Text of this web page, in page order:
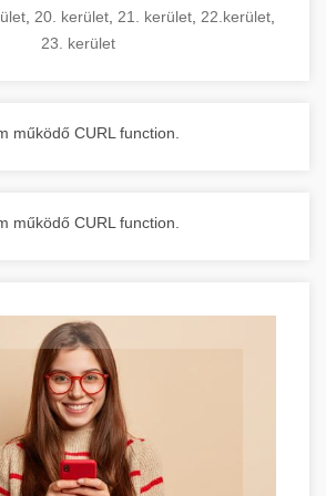
20. kerület 21. kerület 22.kerület
23. kerület
működő CURL function.
működő CURL function.